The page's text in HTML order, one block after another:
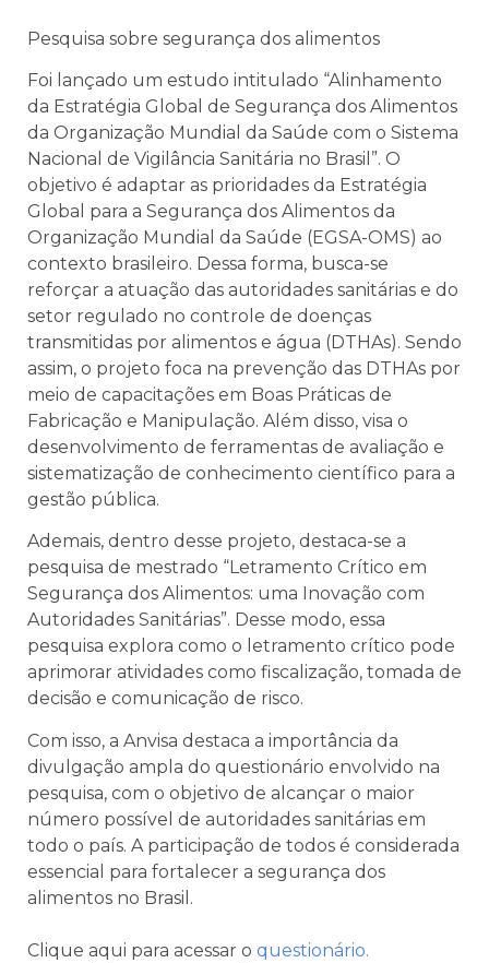
Pesquisa sobre segurança dos alimentos
Foi lançado um estudo intitulado “Alinhamento
da Estratégia Global de Segurança dos Alimentos
da Organização Mundial da Saúde com o Sistema
Nacional de Vigilância Sanitária no Brasil”. O
objetivo é adaptar as prioridades da Estratégia
Global para a Segurança dos Alimentos da
Organização Mundial da Saúde (EGSA-OMS) ao
contexto brasileiro. Dessa forma, busca-se
reforçar a atuação das autoridades sanitárias e do
setor regulado no controle de doenças
transmitidas por alimentos e água (DTHAs). Sendo
assim, o projeto foca na prevenção das DTHAs por
meio de capacitações em Boas Práticas de
Fabricação e Manipulação. Além disso, visa o
desenvolvimento de ferramentas de avaliação e
sistematização de conhecimento científico para a
gestão pública.
Ademais, dentro desse projeto, destaca-se a
pesquisa de mestrado “Letramento Crítico em
Segurança dos Alimentos: uma Inovação com
Autoridades Sanitárias”. Desse modo, essa
pesquisa explora como o letramento crítico pode
aprimorar atividades como fiscalização, tomada de
decisão e comunicação de risco.
Com isso, a Anvisa destaca a importância da
divulgação ampla do questionário envolvido na
pesquisa, com o objetivo de alcançar o maior
número possível de autoridades sanitárias em
todo o país. A participação de todos é considerada
essencial para fortalecer a segurança dos
alimentos no Brasil.
Clique aqui para acessar o questionário.